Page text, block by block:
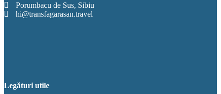
Porumbacu de Sus, Sibiu
hi@transfagarasan.travel
Legături utile